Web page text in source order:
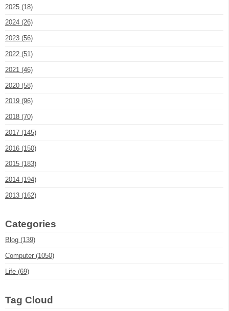
2025 (18)
2024 (26)
2023 (56)
2022 (51)
2021 (46)
2020 (58)
2019 (96)
2018 (70)
2017 (145)
2016 (150)
2015 (183)
2014 (194)
2013 (162)
Categories
Blog (139)
Computer (1050)
Life (69)
Tag Cloud